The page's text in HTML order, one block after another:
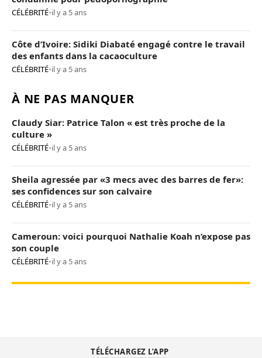
CÉLÉBRITÉ•il y a 5 ans
Côte d’Ivoire: Sidiki Diabaté engagé contre le travail
des enfants dans la cacaoculture
CÉLÉBRITÉ•il y a 5 ans
À NE PAS MANQUER
Claudy Siar: Patrice Talon « est très proche de la
culture »
CÉLÉBRITÉ•il y a 5 ans
Sheila agressée par «3 mecs avec des barres de fer»:
ses confidences sur son calvaire
CÉLÉBRITÉ•il y a 5 ans
Cameroun: voici pourquoi Nathalie Koah n’expose pas
son couple
CÉLÉBRITÉ•il y a 5 ans
TÉLÉCHARGEZ L’APP